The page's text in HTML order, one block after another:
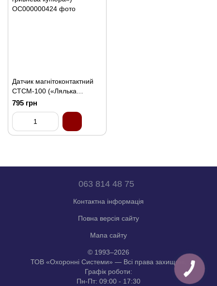
Датчик магнітоконтактний
СТСМ-100 («Лялька
гривнева купюра»)
795 грн
063 814 48 75
Контактна інформація
Повна версія сайту
Мапа сайту
© 1993–2026
ТОВ «Охоронні Системи» — Всі права захищені.
Графік роботи:
Пн-Пт: 09:00 - 17:30